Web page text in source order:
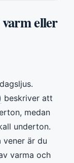
eller
beskriver att
medan
underton.
vener är du
varma och